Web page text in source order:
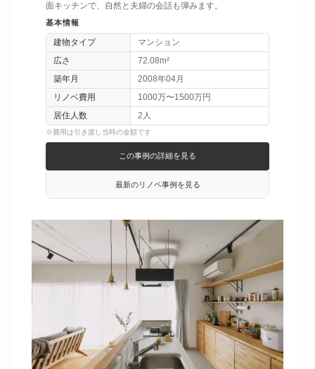
面キッチンで、自然と夫婦の会話も弾みます。
基本情報
建物タイプ
マンション
広さ
72.08m²
築年月
2008年04月
リノベ費用
1000万〜1500万円
居住人数
2人
※費用は引き渡し当時の金額です
この事例の詳細を見る
最新のリノベ事例を見る